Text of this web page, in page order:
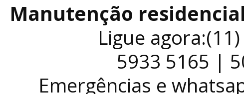
Manutenção
Ligue
5933 5165 |
Emergências e